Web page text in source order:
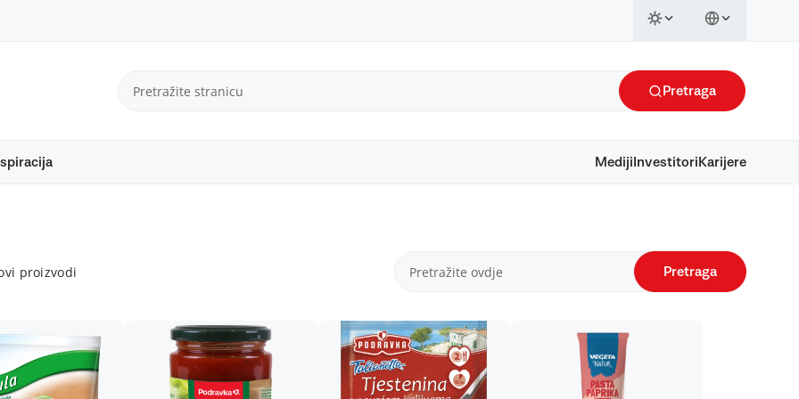
Pretraga
Mediji Investitori Karijere
proizvodi Pretraga